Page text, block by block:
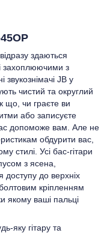
здаються
захоплюючими з
JB у
чистий та округлий
що, чи граєте ви
або записуєте
допоможе вам. Але не
обдурити вас,
стилі. Усі бас-гітари
з ясена,
доступу до верхніх
кріпленням
якому ваші пальці
яку гітару та